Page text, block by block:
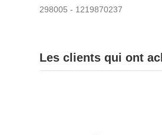
298005 - 1219870237
Les clients qui ont